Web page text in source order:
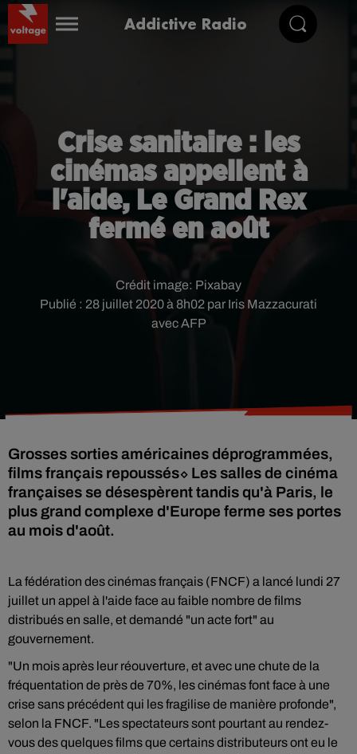
Addictive Radio
Crise sanitaire : les
cinémas appellent à
l'aide, Le Grand Rex
fermé en août
Publié : 28 juillet 2020 à 8h02 par Iris Mazzacurati
avec AFP
Crédit image: Pixabay
Grosses sorties américaines déprogrammées,
films français repoussés⬦ Les salles de cinéma
françaises se désespèrent tandis qu'à Paris, le
plus grand complexe d'Europe ferme ses portes
au mois d'août.
La fédération des cinémas français (FNCF) a lancé lundi 27
juillet un appel à l'aide face au faible nombre de films
distribués en salle, et demandé "un acte fort" au
gouvernement.
"Un mois après leur réouverture, et avec une chute de la
fréquentation de près de 70%, les cinémas font face à une
crise sans précédent qui les fragilise de manière profonde",
selon la FNCF. "Les spectateurs sont pourtant au rendez-
vous des quelques films que certains distributeurs ont eu le